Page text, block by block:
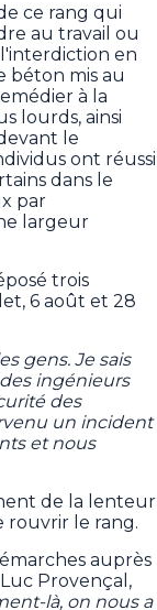
ce rang qui
au travail ou
en
béton mis au
à la
lourds, ainsi
le
ont réussi
dans le
par
largeur
trois
6 août et 28
gens. Je sais
ingénieurs
des
un incident
et nous
de la lenteur
rouvrir le rang.
auprès
Provençal,
là, on nous a